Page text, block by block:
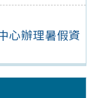
心辦理暑假資